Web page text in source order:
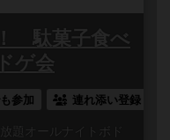
駄菓子食べ
ゲ会
参加 連れ添い登録
題オールナイトボド